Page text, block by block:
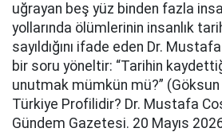
uğrayan beş yüz binden fazla
yollarında ölümlerinin insanlık
sayıldığını ifade eden Dr.
bir soru yöneltir: “Tarihin
unutmak mümkün mü?”
Türkiye Profilidir? Dr. Mustafa
Gündem Gazetesi. 20 Mayıs